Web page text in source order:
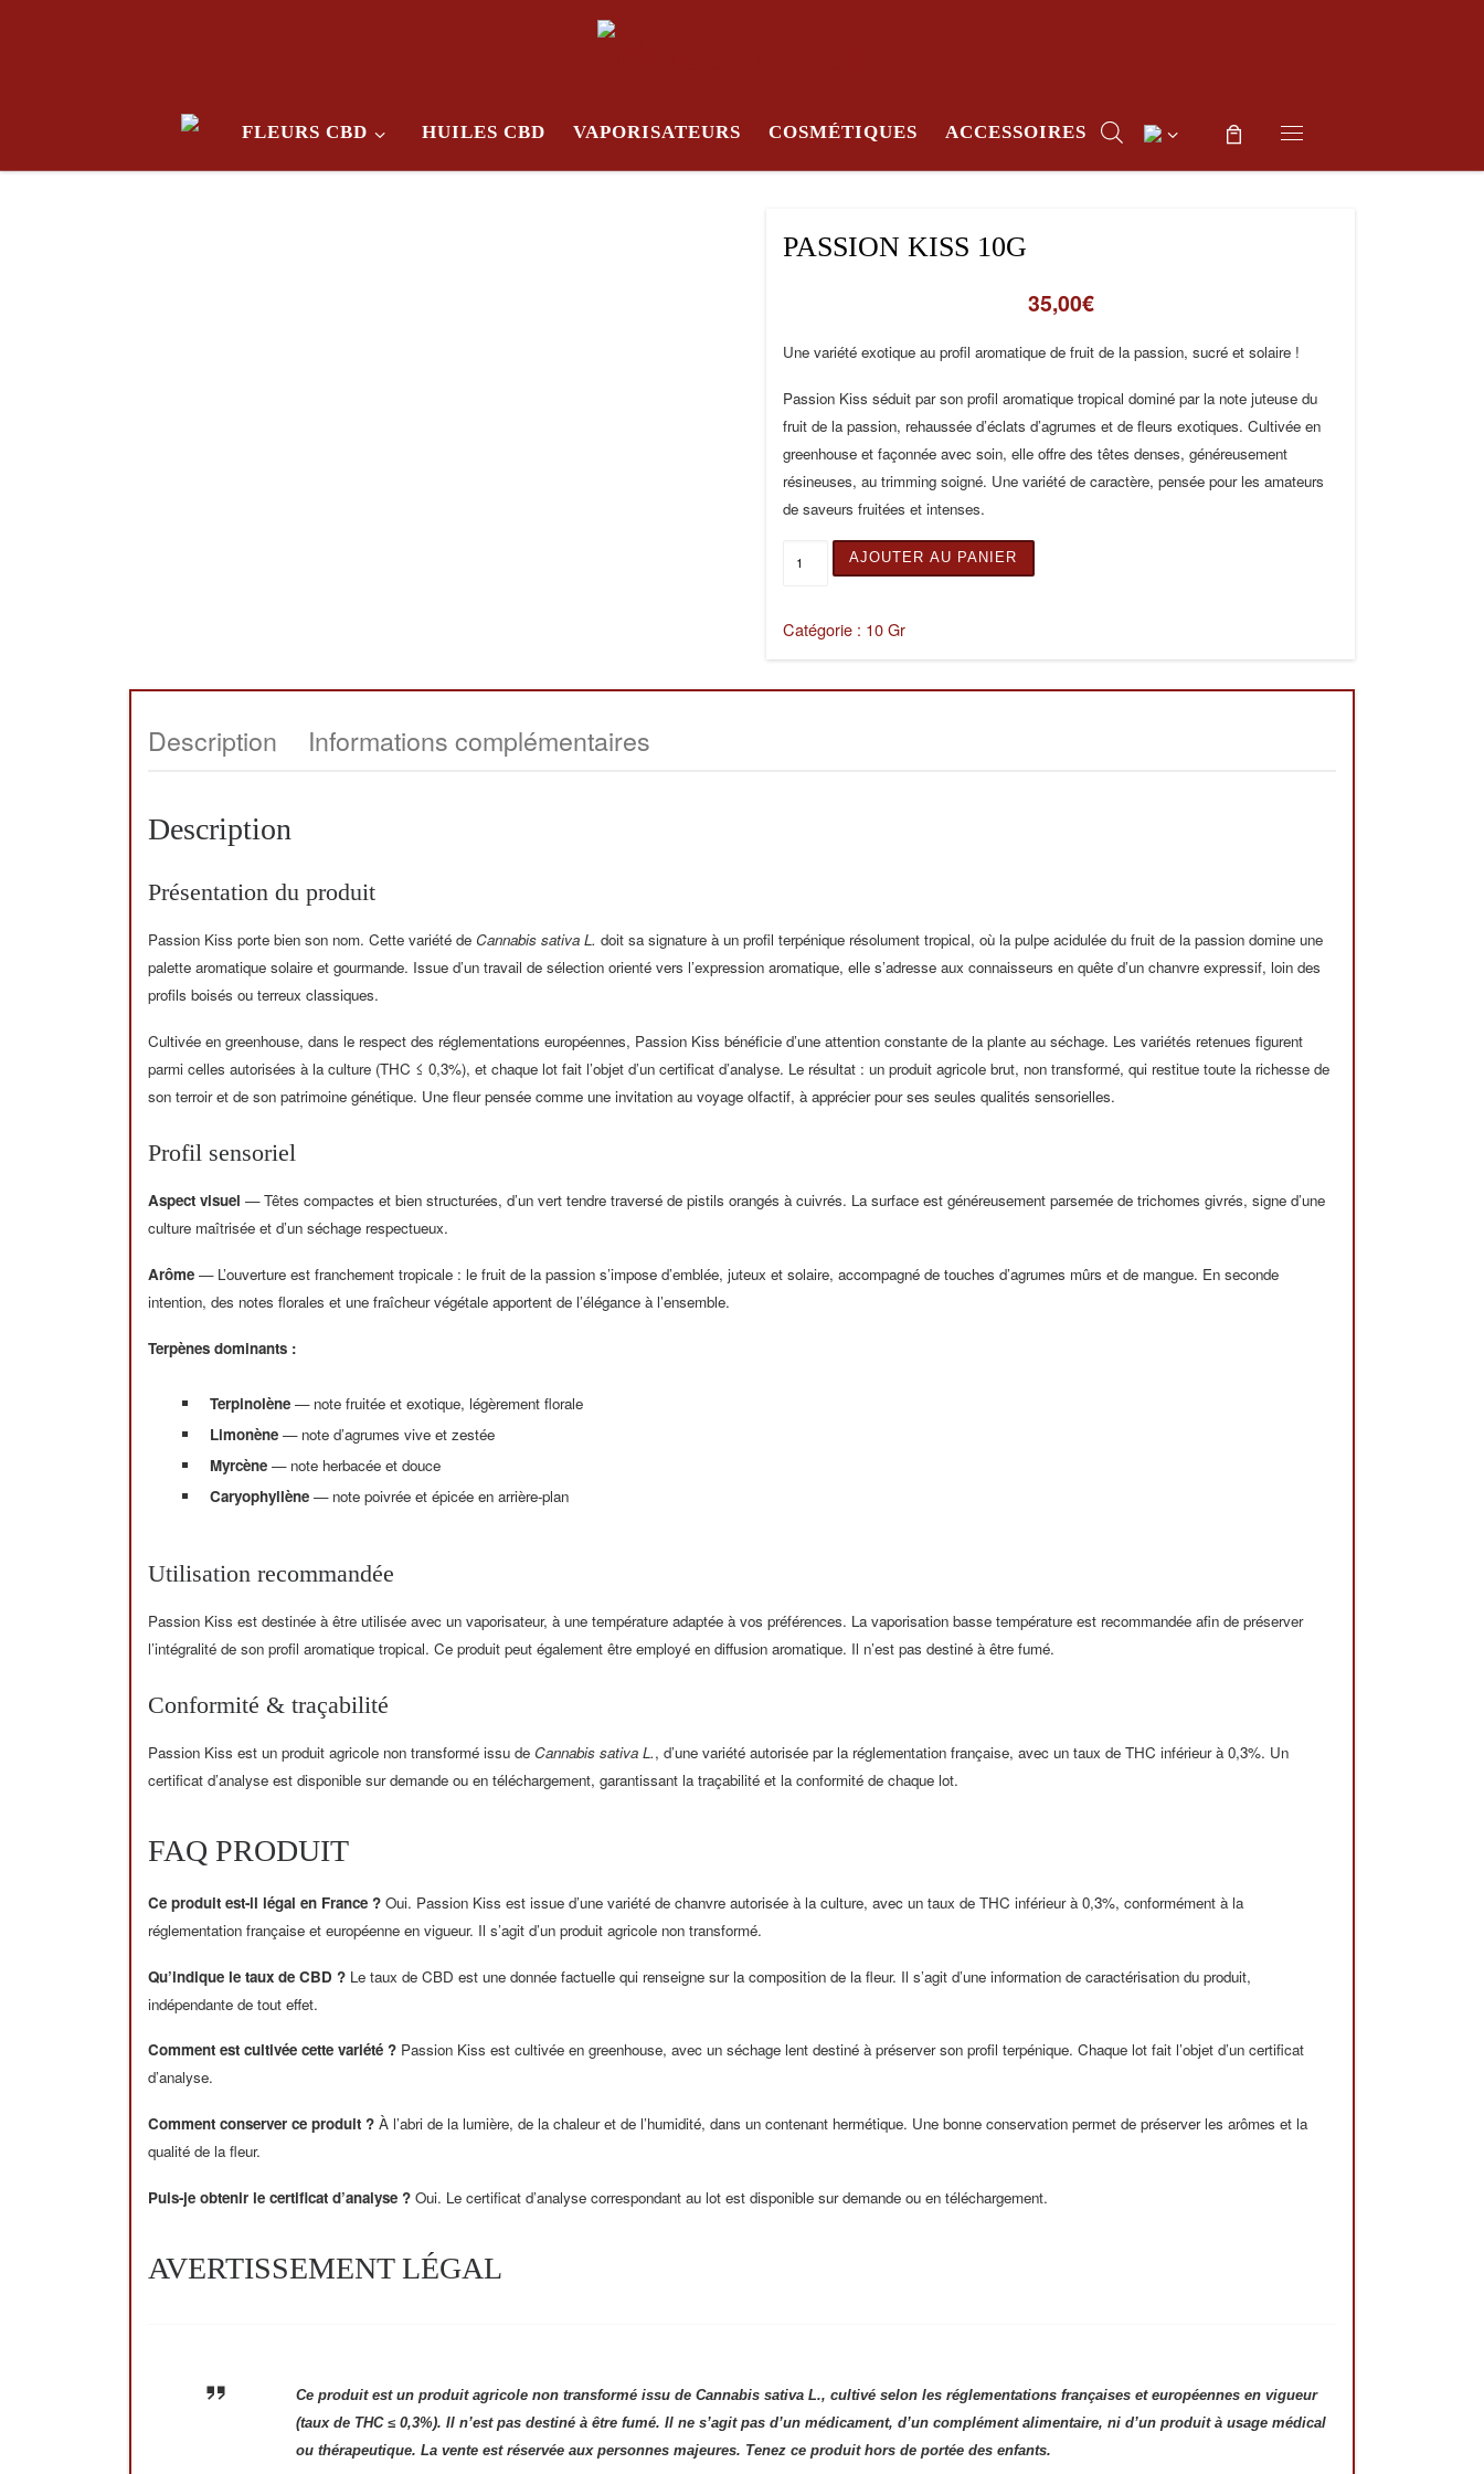
FLEURS CBD HUILES CBD VAPORISATEURS COSMÉTIQUES ACCESSOIRES
PASSION KISS 10G
35,00€
Une variété exotique au profil aromatique de fruit de la passion, sucré et solaire !
Passion Kiss séduit par son profil aromatique tropical dominé par la note juteuse du
fruit de la passion, rehaussée d’éclats d’agrumes et de fleurs exotiques. Cultivée en
greenhouse et façonnée avec soin, elle offre des têtes denses, généreusement
résineuses, au trimming soigné. Une variété de caractère, pensée pour les amateurs
de saveurs fruitées et intenses.
quantité de PASSION KISS 10G
AJOUTER AU PANIER
Catégorie : 10 Gr
Description Informations complémentaires
Description
Présentation du produit
Passion Kiss porte bien son nom. Cette variété de Cannabis sativa L. doit sa signature à un profil terpénique résolument tropical, où la pulpe acidulée du fruit de la passion domine une
palette aromatique solaire et gourmande. Issue d’un travail de sélection orienté vers l’expression aromatique, elle s’adresse aux connaisseurs en quête d’un chanvre expressif, loin des
profils boisés ou terreux classiques.
Cultivée en greenhouse, dans le respect des réglementations européennes, Passion Kiss bénéficie d’une attention constante de la plante au séchage. Les variétés retenues figurent
parmi celles autorisées à la culture (THC ≤ 0,3%), et chaque lot fait l’objet d’un certificat d’analyse. Le résultat : un produit agricole brut, non transformé, qui restitue toute la richesse de
son terroir et de son patrimoine génétique. Une fleur pensée comme une invitation au voyage olfactif, à apprécier pour ses seules qualités sensorielles.
Profil sensoriel
Aspect visuel — Têtes compactes et bien structurées, d’un vert tendre traversé de pistils orangés à cuivrés. La surface est généreusement parsemée de trichomes givrés, signe d’une
culture maîtrisée et d’un séchage respectueux.
Arôme — L’ouverture est franchement tropicale : le fruit de la passion s’impose d’emblée, juteux et solaire, accompagné de touches d’agrumes mûrs et de mangue. En seconde
intention, des notes florales et une fraîcheur végétale apportent de l’élégance à l’ensemble.
Terpènes dominants :
Terpinolène — note fruitée et exotique, légèrement florale
Limonène — note d’agrumes vive et zestée
Myrcène — note herbacée et douce
Caryophyllène — note poivrée et épicée en arrière-plan
Utilisation recommandée
Passion Kiss est destinée à être utilisée avec un vaporisateur, à une température adaptée à vos préférences. La vaporisation basse température est recommandée afin de préserver
l’intégralité de son profil aromatique tropical. Ce produit peut également être employé en diffusion aromatique. Il n’est pas destiné à être fumé.
Conformité & traçabilité
Passion Kiss est un produit agricole non transformé issu de Cannabis sativa L., d’une variété autorisée par la réglementation française, avec un taux de THC inférieur à 0,3%. Un
certificat d’analyse est disponible sur demande ou en téléchargement, garantissant la traçabilité et la conformité de chaque lot.
FAQ PRODUIT
Ce produit est-il légal en France ? Oui. Passion Kiss est issue d’une variété de chanvre autorisée à la culture, avec un taux de THC inférieur à 0,3%, conformément à la
réglementation française et européenne en vigueur. Il s’agit d’un produit agricole non transformé.
Qu’indique le taux de CBD ? Le taux de CBD est une donnée factuelle qui renseigne sur la composition de la fleur. Il s’agit d’une information de caractérisation du produit,
indépendante de tout effet.
Comment est cultivée cette variété ? Passion Kiss est cultivée en greenhouse, avec un séchage lent destiné à préserver son profil terpénique. Chaque lot fait l’objet d’un certificat
d’analyse.
Comment conserver ce produit ? À l’abri de la lumière, de la chaleur et de l’humidité, dans un contenant hermétique. Une bonne conservation permet de préserver les arômes et la
qualité de la fleur.
Puis-je obtenir le certificat d’analyse ? Oui. Le certificat d’analyse correspondant au lot est disponible sur demande ou en téléchargement.
AVERTISSEMENT LÉGAL
Ce produit est un produit agricole non transformé issu de Cannabis sativa L., cultivé selon les réglementations françaises et européennes en vigueur
(taux de THC ≤ 0,3%). Il n’est pas destiné à être fumé. Il ne s’agit pas d’un médicament, d’un complément alimentaire, ni d’un produit à usage médical
ou thérapeutique. La vente est réservée aux personnes majeures. Tenez ce produit hors de portée des enfants.